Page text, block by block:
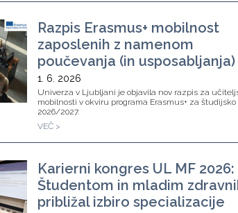
Razpis Erasmus+ mobilnost
zaposlenih z namenom
poučevanja (in usposabljanja)
1. 6. 2026
Univerza v Ljubljani je objavila nov razpis za
mobilnosti v okviru programa Erasmus+ za študijsko
2026/2027.
VEČ >
Karierni kongres UL MF 2026:
Študentom in mladim
približal izbiro specializacije